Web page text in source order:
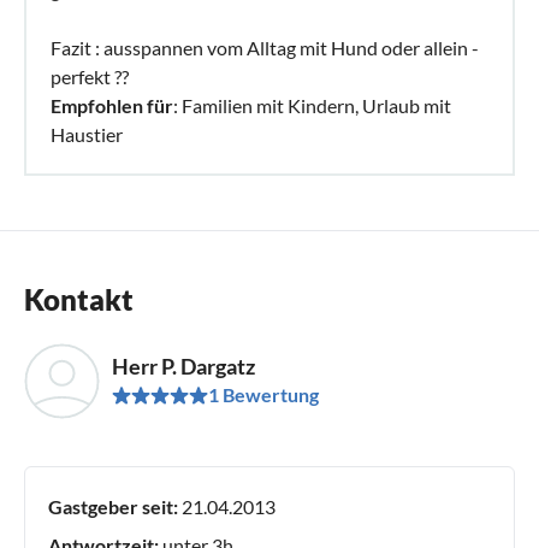
Fazit : ausspannen vom Alltag mit Hund oder allein -
perfekt ??
Empfohlen für: Familien mit Kindern, Urlaub mit
Haustier
Kontakt
Herr P. Dargatz
1 Bewertung
Gastgeber seit: 21.04.2013